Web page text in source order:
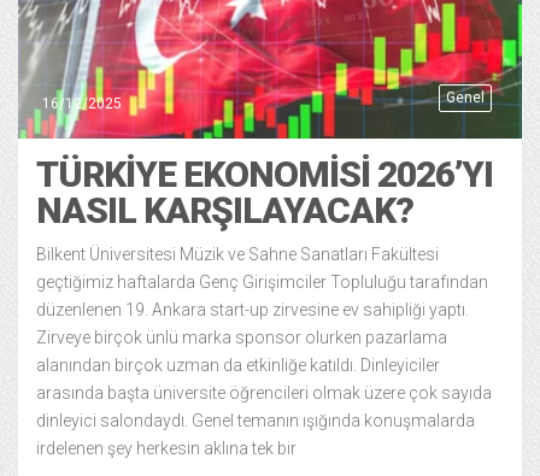
Genel
16/12/2025
TÜRKIYE EKONOMISI 2026’YI
NASIL KARŞILAYACAK?
Bilkent Üniversitesi Müzik ve Sahne Sanatları Fakültesi
geçtiğimiz haftalarda Genç Girişimciler Topluluğu tarafından
düzenlenen 19. Ankara start-up zirvesine ev sahipliği yaptı.
Zirveye birçok ünlü marka sponsor olurken pazarlama
alanından birçok uzman da etkinliğe katıldı. Dinleyiciler
arasında başta üniversite öğrencileri olmak üzere çok sayıda
dinleyici salondaydı. Genel temanın ışığında konuşmalarda
irdelenen şey herkesin aklına tek bir